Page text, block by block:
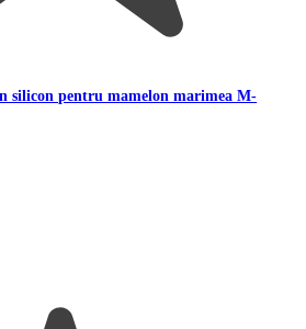
silicon pentru mamelon marimea M-